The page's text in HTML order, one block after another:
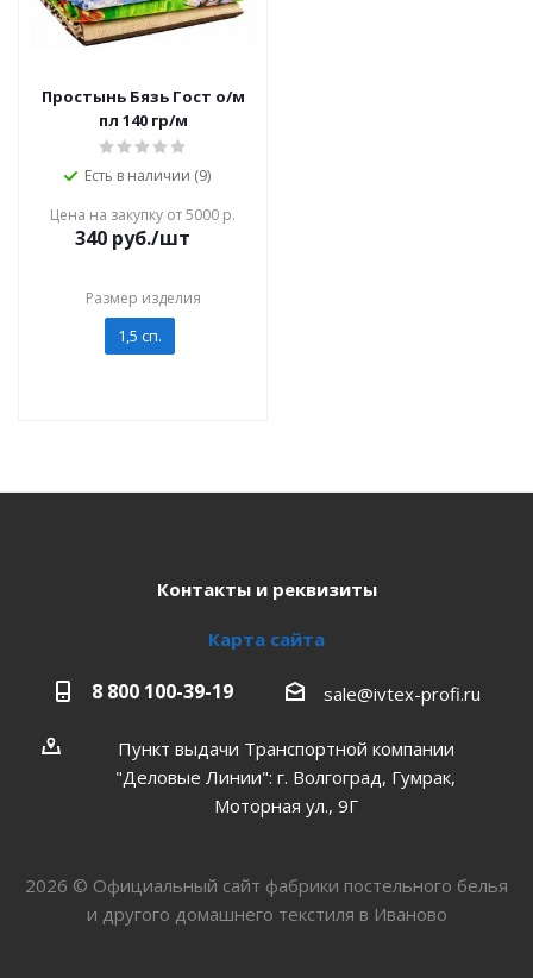
Простынь Бязь Гост о/м
пл 140 гр/м
Есть в наличии (9)
Цена на закупку от 5000 р.
340 руб./шт
Размер изделия
1,5 сп.
Контакты и реквизиты
Карта сайта
8 800 100-39-19 sale@ivtex-profi.ru
Пункт выдачи Транспортной компании
"Деловые Линии": г. Волгоград, Гумрак,
Моторная ул., 9Г
2026 © Официальный сайт фабрики постельного белья
и другого домашнего текстиля в Иваново